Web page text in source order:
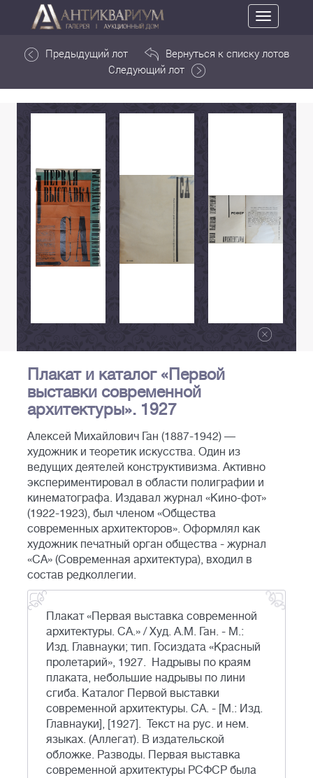
Toggle
navigation
Предыдущий лот
Вернуться к списку лотов
Следующий лот
Плакат и каталог «Первой
выставки современной
архитектуры». 1927
Алексей Михайлович Ган (1887-1942) —
художник и теоретик искусства. Один из
ведущих деятелей конструктивизма. Активно
экспериментировал в области полиграфии и
кинематографа. Издавал журнал «Кино-фот»
(1922-1923), был членом «Общества
современных архитекторов». Оформлял как
художник печатный орган общества - журнал
«СА» (Современная архитектура), входил в
состав редколлегии.
Плакат «Первая выставка современной
архитектуры. СА.» / Худ. А.М. Ган. - М.:
Изд. Главнауки; тип. Госиздата «Красный
пролетарий», 1927. Надрывы по краям
плаката, небольшие надрывы по лини
сгиба. Каталог Первой выставки
современной архитектуры. СА. - [М.: Изд.
Главнауки], [1927]. Текст на рус. и нем.
языках. (Аллегат). В издательской
обложке. Разводы. Первая выставка
современной архитектуры РСФСР была